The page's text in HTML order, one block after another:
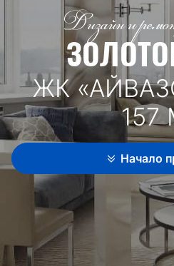
Дизайн и
ЖК
157
Начало